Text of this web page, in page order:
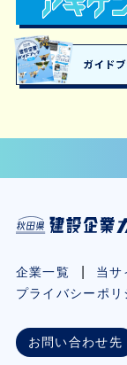
企業一覧
当サ
プライバシーポリ
お問い合わせ先